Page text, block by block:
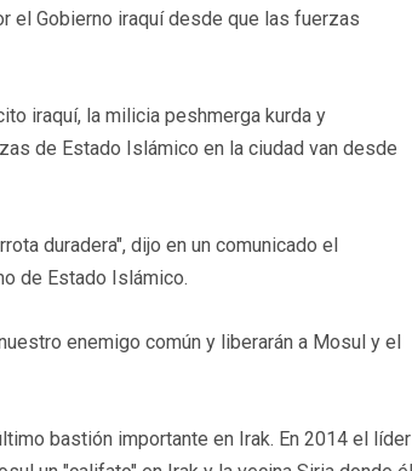
el Gobierno iraquí desde que las fuerzas
iraquí, la milicia peshmerga kurda y
de Estado Islámico en la ciudad van desde
duradera", dijo en un comunicado el
de Estado Islámico.
enemigo común y liberarán a Mosul y el
bastión importante en Irak. En 2014 el líder